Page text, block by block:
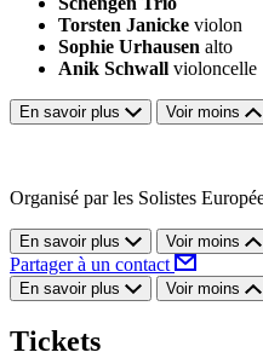
Torsten Janicke violon
Sophie Urhausen alto
Anik Schwall violoncelle
En savoir plus Voir moins
Organisé par les Solistes
En savoir plus Voir moins
Partager à un contact
En savoir plus Voir moins
Tickets